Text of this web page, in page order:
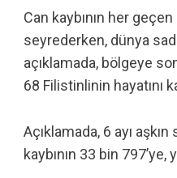
Can kaybının her
seyrederken, dünya
açıklamada, bölgeye
68 Filistinlinin hayatını
Açıklamada, 6 ayı
kaybının 33 bin